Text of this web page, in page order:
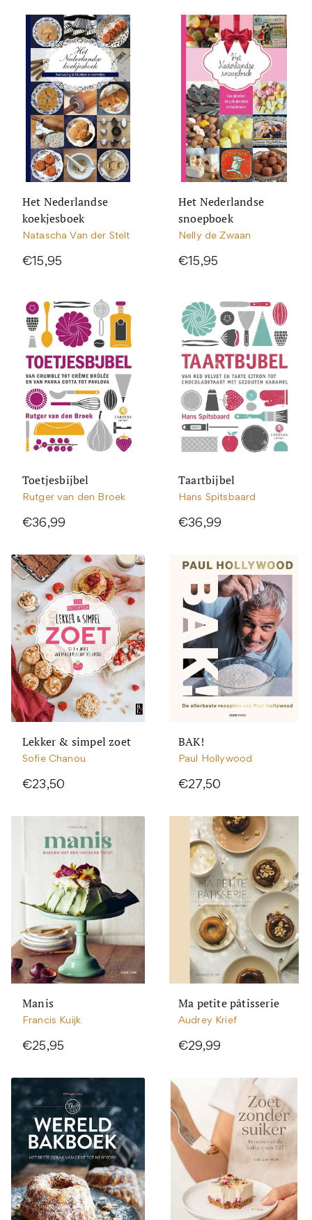
Het Nederlandse
koekjesboek
Natascha Van der Stelt
€15,95
Het Nederlandse
snoepboek
Nelly de Zwaan
€15,95
Toetjesbijbel
Rutger van den Broek
€36,99
Taartbijbel
Hans Spitsbaard
€36,99
Lekker & simpel zoet
Sofie Chanou
€23,50
BAK!
Paul Hollywood
€27,50
Manis
Francis Kuijk
€25,95
Ma petite pâtisserie
Audrey Krief
€29,99